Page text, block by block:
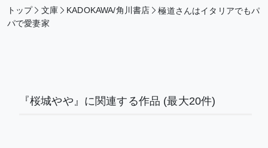
トップ 文庫 KADOKAWA/角川書店
極道さんはイタリアでもパ
パで愛妻家
『桜城やや』に関連する作品 (最大20件)